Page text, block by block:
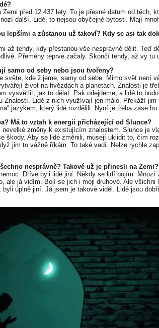
Zemi před 12 437 lety. To je přesné datum od těch,
další. Lidé, to nejsou obyčejné bytosti. Mají
lepšími a zůstanou už takoví? Kdy se asi tak
až tehdy, kdy přestanou vše nesprávně dělit. Teď
Přeměny teprve začaly. Skončí tehdy, až vy tu
samo od seby nebo jsou tvořeny?
světe, kde žijeme, samy od sebe. Mimo svět není
život na hvězdách a planetách. Znalosti je
vysvětlit, jak to dělat. Pak odejdeme, a lidé to
Znalostí. Lidé z nich využívají jen málo. Překáží jim
jazykem, který lidé rozdělili. Nyní je třeba zase
Má to vztah k energii přicházející od Slunce?
nevelké změny k existujícím znalostem. Slunce je
škody. Aby se lidé změnili, musejí uklidit to, čím
jim to vážně říkám. To také vadí. Nelze rychle
nesprávně? Takové už je přinesli na
Dříve byli lidé jiní. Někdy se lidí bojím. Mnozí
ale já vidím. Bojí se jich i moji druhové. Ale všichni
byli úplně jiní. Já jsem je takové viděl. Lidé jsou